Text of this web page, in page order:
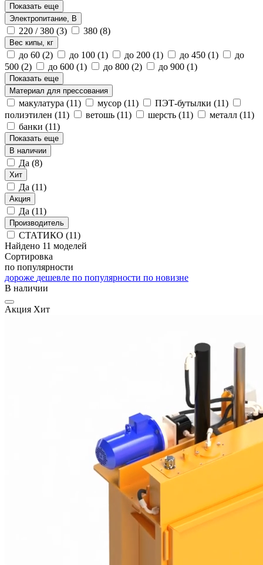
Показать еще
Электропитание, В
220 / 380 (3) 380 (8)
Вес кипы, кг
до 60 (2) до 100 (1) до 200 (1) до 450 (1)
до
500 (2) до 600 (1) до 800 (2) до 900 (1)
Показать еще
Материал для прессования
макулатура (11) мусор (11) ПЭТ-бутылки (11)
полиэтилен (11) ветошь (11) шерсть (11) металл (11)
банки (11)
Показать еще
В наличии
Да (8)
Хит
Да (11)
Акция
Да (11)
Производитель
СТАТИКО (11)
Найдено 11 моделей
Сортировка
по популярности
дороже дешевле по популярности по новизне
В наличии
Акция Хит